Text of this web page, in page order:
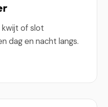
kwijt of slot
dag en nacht langs.